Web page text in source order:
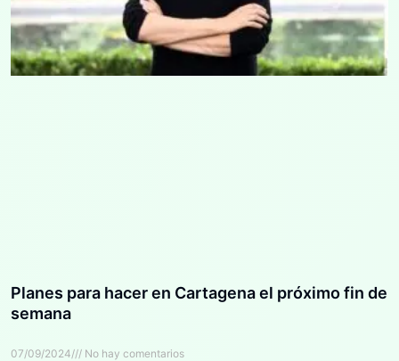
Planes para hacer en Cartagena el próximo fin de
semana
07/09/2024 No hay comentarios